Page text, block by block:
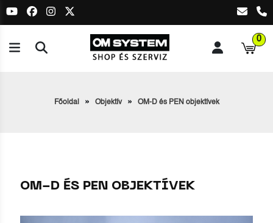
0
Főoldal Objektív OM-D és PEN objektívek
OM-D ÉS PEN OBJEKTÍVEK